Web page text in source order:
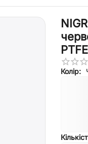
Колір: